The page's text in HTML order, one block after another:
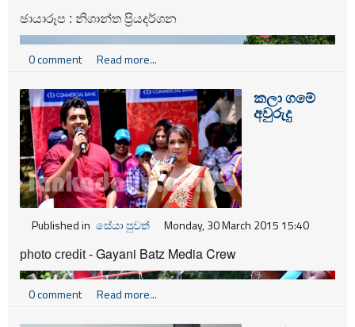
ඡායාරූප : නිශාන්ත ප්‍රියදර්ශන
0 comment Read more...
කලා ගමේ
අවුරුදු
Published in සේයා පුවත් Monday, 30 March 2015 15:40
photo credit - Gayani Batz Media Crew
0 comment Read more...